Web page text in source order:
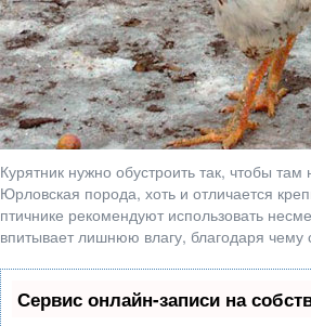
Курятник нужно обустроить так, чтобы
Юрловская порода, хоть и отличается
птичнике рекомендуют использовать
впитывает лишнюю влагу, благодаря чему
Сервис онлайн-записи на